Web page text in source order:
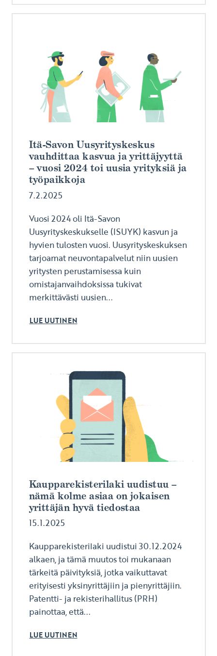
Itä-Savon Uusyrityskeskus
vauhdittaa kasvua ja yrittäjyyttä
– vuosi 2024 toi uusia yrityksiä ja
työpaikkoja
7.2.2025
Vuosi 2024 oli Itä-Savon
Uusyrityskeskukselle (ISUYK) kasvun ja
hyvien tulosten vuosi. Uusyrityskeskuksen
tarjoamat neuvontapalvelut niin uusien
yritysten perustamisessa kuin
omistajanvaihdoksissa tukivat
merkittävästi uusien...
LUE UUTINEN
Kaupparekisterilaki uudistuu –
nämä kolme asiaa on jokaisen
yrittäjän hyvä tiedostaa
15.1.2025
Kaupparekisterilaki uudistui 30.12.2024
alkaen, ja tämä muutos toi mukanaan
tärkeitä päivityksiä, jotka vaikuttavat
erityisesti yksinyrittäjiin ja pienyrittäjiin.
Patentti- ja rekisterihallitus (PRH)
painottaa, että...
LUE UUTINEN